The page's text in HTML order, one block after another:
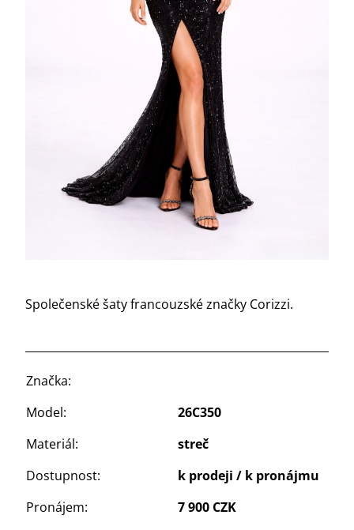
Společenské šaty francouzské značky Corizzi.
Značka:
Model:
26C350
Materiál:
streč
Dostupnost:
k prodeji / k pronájmu
Pronájem:
7 900 CZK